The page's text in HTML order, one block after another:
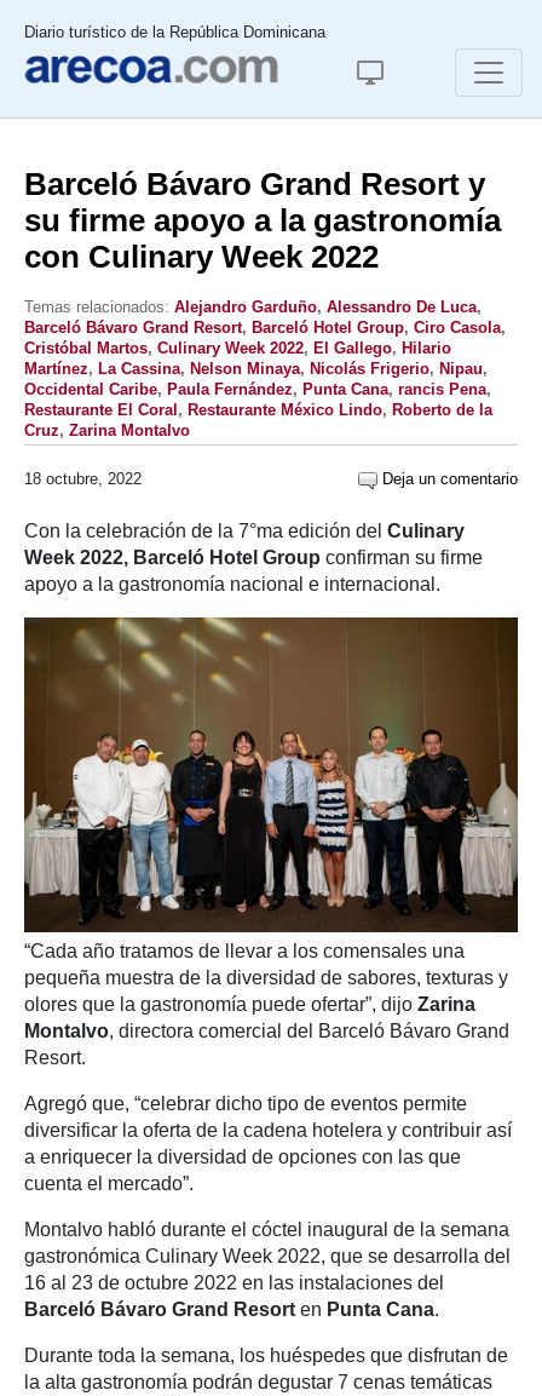
Diario turístico de la República Dominicana
Barceló Bávaro Grand Resort y
su firme apoyo a la gastronomía
con Culinary Week 2022
Temas relacionados: Alejandro Garduño, Alessandro De Luca,
Barceló Bávaro Grand Resort, Barceló Hotel Group, Ciro Casola,
Cristóbal Martos, Culinary Week 2022, El Gallego, Hilario
Martínez, La Cassina, Nelson Minaya, Nicolás Frigerio, Nipau,
Occidental Caribe, Paula Fernández, Punta Cana, rancis Pena,
Restaurante El Coral , Restaurante México Lindo, Roberto de la
Cruz, Zarina Montalvo
18 octubre, 2022 Deja un comentario
Con la celebración de la 7°ma edición del Culinary
Week 2022, Barceló Hotel Group confirman su firme
apoyo a la gastronomía nacional e internacional.
“Cada año tratamos de llevar a los comensales una
pequeña muestra de la diversidad de sabores, texturas y
olores que la gastronomía puede ofertar”, dijo Zarina
Montalvo, directora comercial del Barceló Bávaro Grand
Resort.
Agregó que, “celebrar dicho tipo de eventos permite
diversificar la oferta de la cadena hotelera y contribuir así
a enriquecer la diversidad de opciones con las que
cuenta el mercado”.
Montalvo habló durante el cóctel inaugural de la semana
gastronómica Culinary Week 2022, que se desarrolla del
16 al 23 de octubre 2022 en las instalaciones del
Barceló Bávaro Grand Resort en Punta Cana.
Durante toda la semana, los huéspedes que disfrutan de
la alta gastronomía podrán degustar 7 cenas temáticas